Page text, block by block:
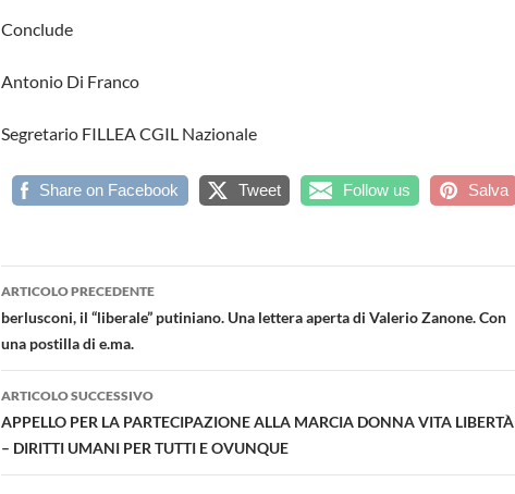
Conclude
Antonio Di Franco
Segretario FILLEA CGIL Nazionale
Share on Facebook Tweet Follow us Salva
Navigazione
articolo
ARTICOLO PRECEDENTE
berlusconi, il “liberale” putiniano. Una lettera aperta di Valerio Zanone. Con
una postilla di e.ma.
ARTICOLO SUCCESSIVO
APPELLO PER LA PARTECIPAZIONE ALLA MARCIA DONNA VITA LIBERTÀ
– DIRITTI UMANI PER TUTTI E OVUNQUE